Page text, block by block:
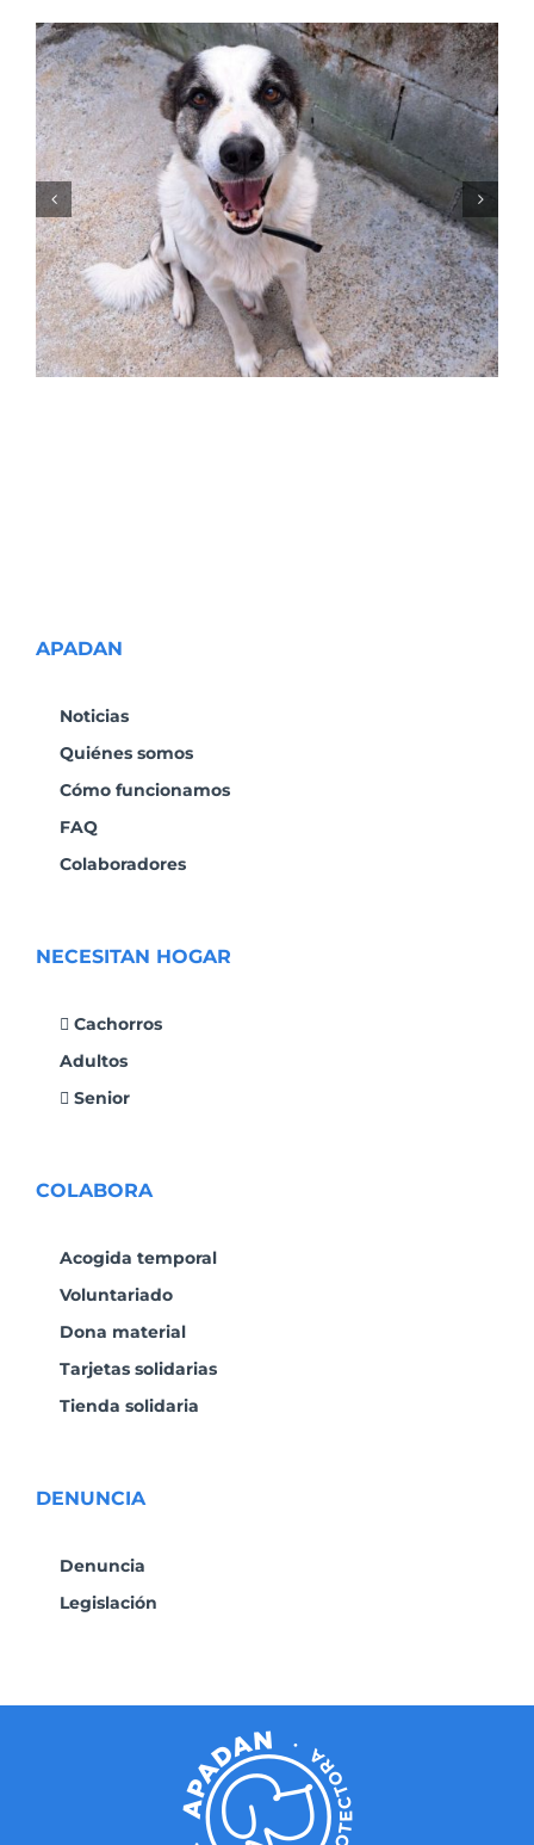
NALA
APADAN
Noticias
Quiénes somos
Cómo funcionamos
FAQ
Colaboradores
NECESITAN HOGAR
Cachorros
Adultos
Senior
COLABORA
Acogida temporal
Voluntariado
Dona material
Tarjetas solidarias
Tienda solidaria
DENUNCIA
Denuncia
Legislación